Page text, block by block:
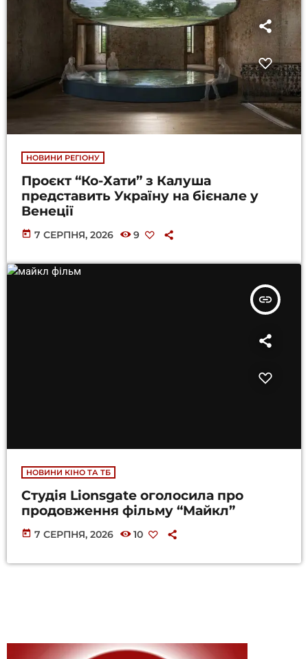
НОВИНИ РЕГІОНУ
Проєкт “Ко-Хати” з Калуша
представить Україну на бієнале у
Венеції
today 7 СЕРПНЯ, 2026 9
insert_link
НОВИНИ КІНО ТА ТБ
Студія Lionsgate оголосила про
продовження фільму “Майкл”
today 7 СЕРПНЯ, 2026 10